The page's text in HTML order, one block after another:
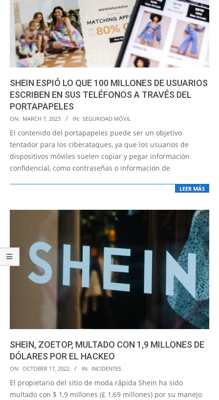
SHEIN ESPIÓ LO QUE 100 MILLONES DE USUARIOS
ESCRIBEN EN SUS TELÉFONOS A TRAVÉS DEL
PORTAPAPELES
2023-
03-
07
ON: MARCH 7, 2023 IN: SEGURIDAD MÓVIL
El contenido del portapapeles puede ser un objetivo
tentador para los ciberataques, ya que los usuarios de
dispositivos móviles suelen copiar y pegar información
confidencial, como contraseñas o información de
LEER MÁS
SHEIN, ZOETOP, MULTADO CON 1,9 MILLONES DE
DÓLARES POR EL HACKEO
2022-
10-
17
ON: OCTOBER 17, 2022 IN: INCIDENTES
El propietario del sitio de moda rápida Shein ha sido
multado con $ 1,9 millones (£ 1,69 millones) por su manejo